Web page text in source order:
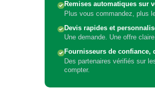
Remises automatiques sur
Plus vous commandez, plus
Devis rapides et
Une demande. Une offre
Fournisseurs de confiance,
Des partenaires vérifiés sur
compter.